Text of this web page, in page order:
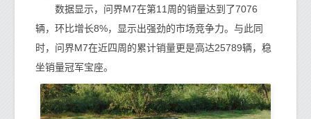
数据显示，问界M7在第11周的销量达到了7076
辆，环比增长8%，显示出强劲的市场竞争力。与此同
时，问界M7在近四周的累计销量更是高达25789辆，稳
坐销量冠军宝座。